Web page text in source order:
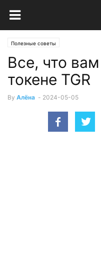
Полезные советы
Все, что
токене TGR
By Алёна - 2024-05-05